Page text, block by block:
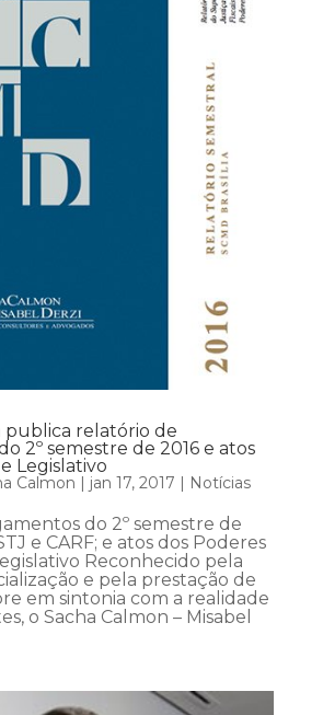
publica relatório de
2º semestre de 2016 e atos
Legislativo
Calmon | jan 17, 2017 | Notícias
do 2º semestre de
e CARF; e atos dos Poderes
Reconhecido pela
e pela prestação de
em sintonia com a realidade
o Sacha Calmon – Misabel